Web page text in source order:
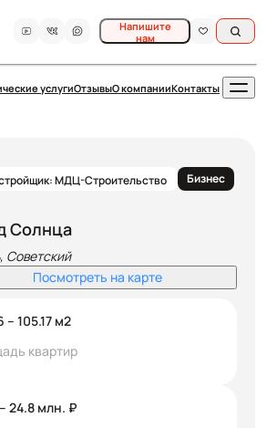
Напишите
нам
услугиОтзывыО компанииКонтакты
МДЦ-Строительство Бизнес
Солнца
Советский
Посмотреть на карте
– 105.17 м2
квартир
24.8 млн. ₽